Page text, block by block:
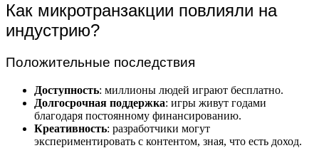
Как микротранзакции повлияли на
индустрию?
Положительные последствия
Доступность: миллионы людей играют бесплатно.
Долгосрочная поддержка: игры живут годами
благодаря постоянному финансированию.
Креативность: разработчики могут
экспериментировать с контентом, зная, что есть доход.